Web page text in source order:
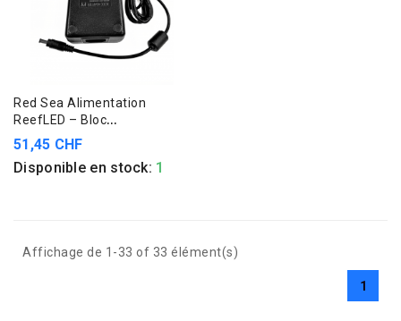
Red Sea Alimentation
ReefLED – Bloc
d'alimentation d'origine pour
ReefLED et ReefLED G2
51,45 CHF
Disponible en stock: 1
Affichage de 1-33 of 33 élément(s)
1